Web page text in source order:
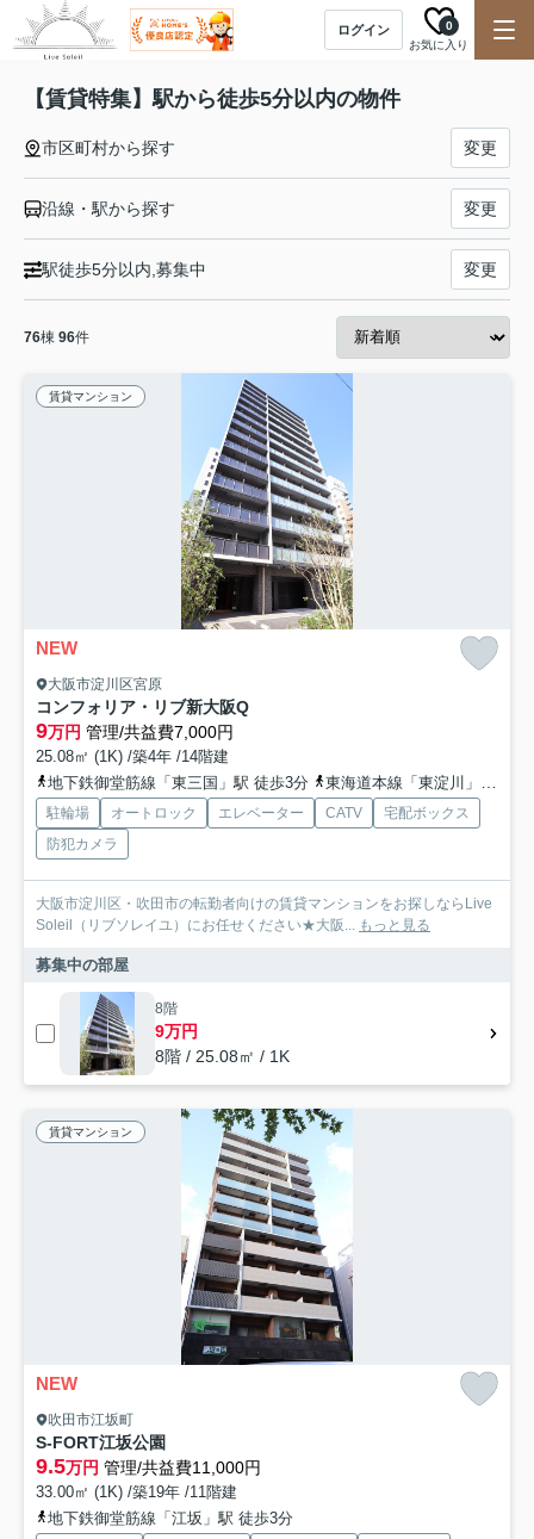
ログイン
お気に入り
0
【賃貸特集】駅から徒歩5分以内の物件
市区町村から探す 変更
沿線・駅から探す 変更
駅徒歩5分以内,募集中 変更
76棟 96件
賃貸マンション
NEW
大阪市淀川区宮原
コンフォリア・リブ新大阪Q
9万円 管理/共益費7,000円
25.08㎡ (1K) /築4年 /14階建
地下鉄御堂筋線「東三国」駅 徒歩3分
東海道本線「東淀川」駅 徒歩6分
駐輪場 オートロック エレベーター CATV
宅配ボックス
防犯カメラ
大阪市淀川区・吹田市の転勤者向けの賃貸マンションをお探しならLive
Soleil（リブソレイユ）にお任せください★大阪... もっと見る
募集中の部屋
8階
9万円
8階 / 25.08㎡ / 1K
賃貸マンション
NEW
吹田市江坂町
S-FORT江坂公園
9.5万円 管理/共益費11,000円
33.00㎡ (1K) /築19年 /11階建
地下鉄御堂筋線「江坂」駅 徒歩3分